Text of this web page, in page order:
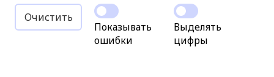
Очистить
Показывать
ошибки
Выделять
цифры